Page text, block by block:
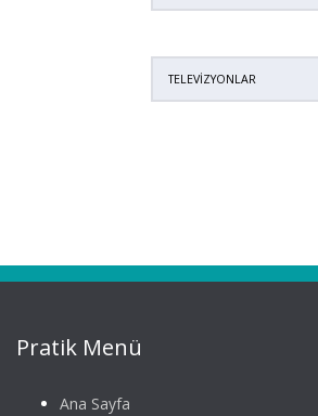
Pratik Menü
Ana Sayfa